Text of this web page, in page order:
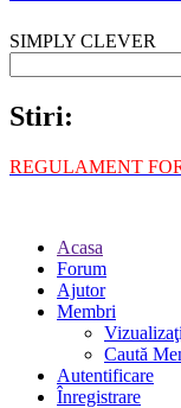
SIMPLY CLEVER
Stiri:
REGULAMENT
Acasa
Forum
Ajutor
Membri
Caută
Autentificare
Înregistrare